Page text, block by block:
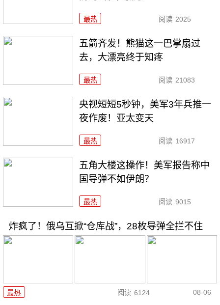
最热 阅读 2025
五箭齐发！熊猫这一巴掌扇过
去，大漂亮终于知疼
最热 阅读 21083
央视短短5秒钟，美军3年兵推一
夜作废！亚太变天
最热 阅读 16917
五角大楼这操作！美军报告称中
国导弹不如伊朗？
最热 阅读 9015
炸疯了！俄乌互掀“仓库战”，28枚导弹全拦不住
最热 阅读 6124 08-06